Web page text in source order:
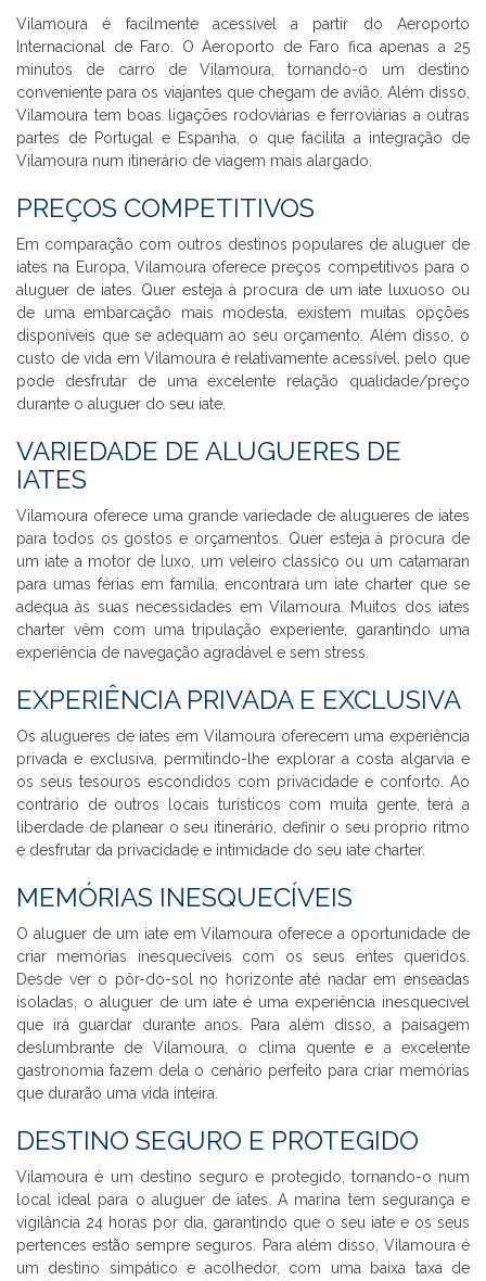
Vilamoura é facilmente acessível a partir do Aeroporto
Internacional de Faro. O Aeroporto de Faro fica apenas a 25
minutos de carro de Vilamoura, tornando-o um destino
conveniente para os viajantes que chegam de avião. Além disso,
Vilamoura tem boas ligações rodoviárias e ferroviárias a outras
partes de Portugal e Espanha, o que facilita a integração de
Vilamoura num itinerário de viagem mais alargado.
PREÇOS COMPETITIVOS
Em comparação com outros destinos populares de aluguer de
iates na Europa, Vilamoura oferece preços competitivos para o
aluguer de iates. Quer esteja à procura de um iate luxuoso ou
de uma embarcação mais modesta, existem muitas opções
disponíveis que se adequam ao seu orçamento. Além disso, o
custo de vida em Vilamoura é relativamente acessível, pelo que
pode desfrutar de uma excelente relação qualidade/preço
durante o aluguer do seu iate.
VARIEDADE DE ALUGUERES DE
IATES
Vilamoura oferece uma grande variedade de alugueres de iates
para todos os gostos e orçamentos. Quer esteja à procura de
um iate a motor de luxo, um veleiro clássico ou um catamaran
para umas férias em família, encontrará um iate charter que se
adequa às suas necessidades em Vilamoura. Muitos dos iates
charter vêm com uma tripulação experiente, garantindo uma
experiência de navegação agradável e sem stress.
EXPERIÊNCIA PRIVADA E EXCLUSIVA
Os alugueres de iates em Vilamoura oferecem uma experiência
privada e exclusiva, permitindo-lhe explorar a costa algarvia e
os seus tesouros escondidos com privacidade e conforto. Ao
contrário de outros locais turísticos com muita gente, terá a
liberdade de planear o seu itinerário, definir o seu próprio ritmo
e desfrutar da privacidade e intimidade do seu iate charter.
MEMÓRIAS INESQUECÍVEIS
O aluguer de um iate em Vilamoura oferece a oportunidade de
criar memórias inesquecíveis com os seus entes queridos.
Desde ver o pôr-do-sol no horizonte até nadar em enseadas
isoladas, o aluguer de um iate é uma experiência inesquecível
que irá guardar durante anos. Para além disso, a paisagem
deslumbrante de Vilamoura, o clima quente e a excelente
gastronomia fazem dela o cenário perfeito para criar memórias
que durarão uma vida inteira.
DESTINO SEGURO E PROTEGIDO
Vilamoura é um destino seguro e protegido, tornando-o num
local ideal para o aluguer de iates. A marina tem segurança e
vigilância 24 horas por dia, garantindo que o seu iate e os seus
pertences estão sempre seguros. Para além disso, Vilamoura é
um destino simpático e acolhedor, com uma baixa taxa de